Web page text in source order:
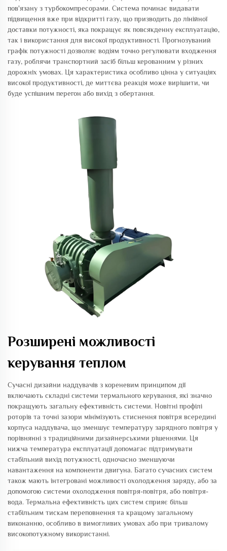
пов'язану з турбокомпресорами. Система починає видавати
підвищення вже при відкритті газу, що призводить до лінійної
доставки потужності, яка покращує як повсякденну експлуатацію,
так і використання для високої продуктивності. Прогнозуваний
графік потужності дозволяє водіям точно регулювати входження
газу, роблячи транспортний засіб більш керованним у різних
дорожніх умовах. Ця характеристика особливо цінна у ситуаціях
високої продуктивності, де миттєва реакція може вирішити, чи
буде успішним перегон або вихід з обертання.
Розширені можливості
керування теплом
Сучасні дизайни наддувачів з кореневим принципом дії
включають складні системи термального керування, які значно
покращують загальну ефективність системи. Новітні профілі
роторів та точні зазори мінімізують стиснення повітря всередині
корпуса наддувача, що зменшує температуру зарядного повітря у
порівнянні з традиційними дизайнерськими рішеннями. Ця
нижча температура експлуатації допомагає підтримувати
стабільний вихід потужності, одночасно зменшуючи
навантаження на компоненти двигуна. Багато сучасних систем
також мають інтегровані можливості охолодження заряду, або за
допомогою системи охолодження повітря-повітря, або повітря-
вода. Термальна ефективність цих систем сприяє більш
стабільним тискам переповнення та кращому загальному
виконанню, особливо в вимогливих умовах або при тривалому
високопотужному використанні.